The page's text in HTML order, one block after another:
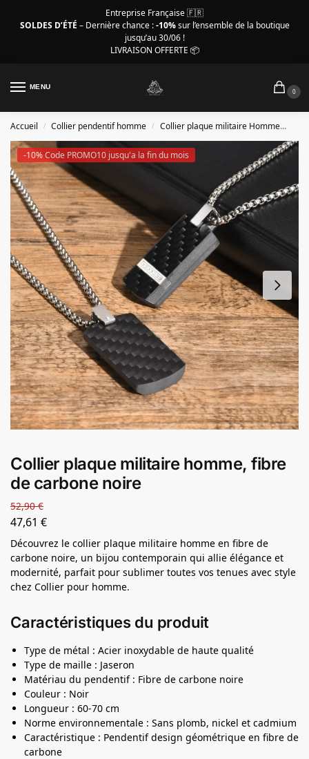
Entreprise Française 🇫🇷
SOLDES D’ÉTÉ – Dernière chance :-10%sur l’ensemble de la boutique
jusqu’au 30/06 !
LIVRAISON OFFERTE 📦
MENU
0
Accueil / Collier pendentif homme / Collier plaque militaire Homme
-10% Code PROMO10 jusqu'a la fin du mois
Collier plaque militaire homme, fibre
de carbone noire
52,90€
47,61 €
Découvrez le collier plaque militaire homme en fibre de
carbone noire, un bijou contemporain qui allie élégance et
modernité, parfait pour sublimer toutes vos tenues avec style
chez Collier pour homme.
Caractéristiques du produit
Type de métal : Acier inoxydable de haute qualité
Type de maille : Jaseron
Matériau du pendentif : Fibre de carbone noire
Couleur : Noir
Longueur : 60-70 cm
Norme environnementale : Sans plomb, nickel et cadmium
Caractéristique : Pendentif design géométrique en fibre de
carbone